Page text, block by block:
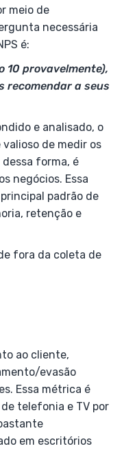
meio de
necessária
é:
10 provavelmente),
recomendar a seus
e analisado, o
de medir os
forma, é
negócios. Essa
padrão de
retenção e
fora da coleta de
ao cliente,
evasão
Essa métrica é
telefonia e TV por
em escritórios